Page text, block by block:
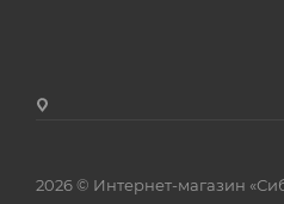
2026 © Интернет-магазин